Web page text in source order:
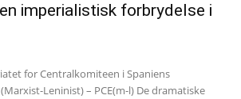
imperialistisk forbrydelse i
for Centralkomiteen i Spaniens
Leninist) – PCE(m-l) De dramatiske